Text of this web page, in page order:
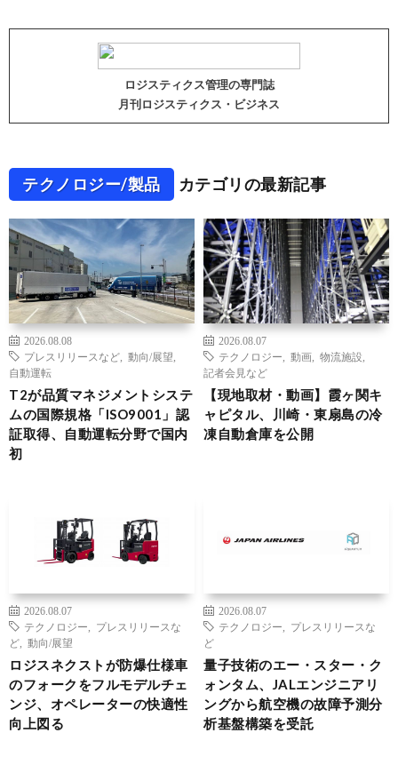
ロジスティクス管理の専門誌
月刊ロジスティクス・ビジネス
テクノロジー/製品 カテゴリの最新記事
2026.08.08
プレスリリースなど
動向/展望
自動運転
T2が品質マネジメントシステ
ムの国際規格「ISO9001」認
証取得、自動運転分野で国内
初
2026.08.07
テクノロジー
動画 物流施設
記者会見など
【現地取材・動画】霞ヶ関キ
ャピタル、川崎・東扇島の冷
凍自動倉庫を公開
2026.08.07
テクノロジー
プレスリリースな
ど
動向/展望
ロジスネクストが防爆仕様車
のフォークをフルモデルチェ
ンジ、オペレーターの快適性
向上図る
2026.08.07
テクノロジー
プレスリリースな
ど
量子技術のエー・スター・ク
ォンタム、JALエンジニアリ
ングから航空機の故障予測分
析基盤構築を受託